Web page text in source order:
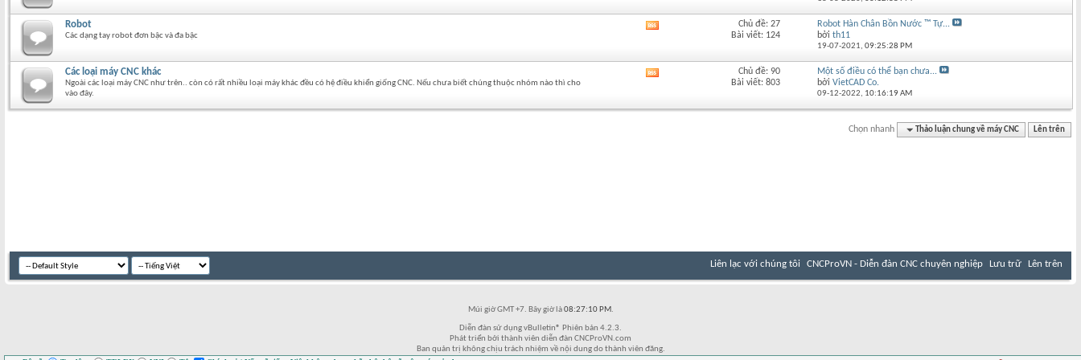
diễn
Robot
Các dạng tay robot đơn bậc và đa bậc
diễn
Chủ đề: 27
Bài viết: 124
Robot Hàn Chân Bồn Nước ™ Tự...
bởith11
19-07-2021,09:25:28 PM
Các loại máy CNC khác
Ngoài các loại máy CNC như trên.. còn có rất nhiều loại máy khác đều có hệ điều khiển giống CNC. Nếu chưa biết chúng thuộc nhóm nào thì cho
vào đây.
diễn
Chủ đề: 90
Bài viết: 803
Một số điều có thể bạn chưa...
bởiVietCAD Co.
09-12-2022, 10:16:19 AM
Chọn nhanh Thảo luận chung về máy CNC Lên trên
Liên lạc với chúng tôi CNCProVN - Diễn đàn CNC chuyên nghiệp Lưu trữ Lên trên
Múi giờ GMT +7. Bây giờ là08:27:10 PM.
Diễn đàn sử dụng vBulletin® Phiên bản 4.2.3.
Phát triển bởi thành viên diễn đàn CNCProVN.com
Ban quản trị không chịu trách nhiệm về nội dung do thành viên đăng.